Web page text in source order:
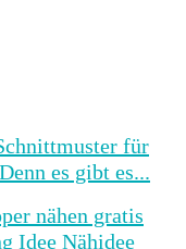
für
es gibt es...